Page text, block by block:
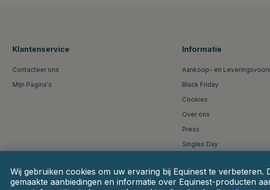
Klantenservice
Contacteer ons
Mijn Pagina's
Informatie
Aankoop- en
Black Friday
Cookies
Over ons
Press
Singles Day
Wij gebruiken cookies om uw ervaring bij Equinest te
gemaakte aanbiedingen en informatie over Equinest-producten